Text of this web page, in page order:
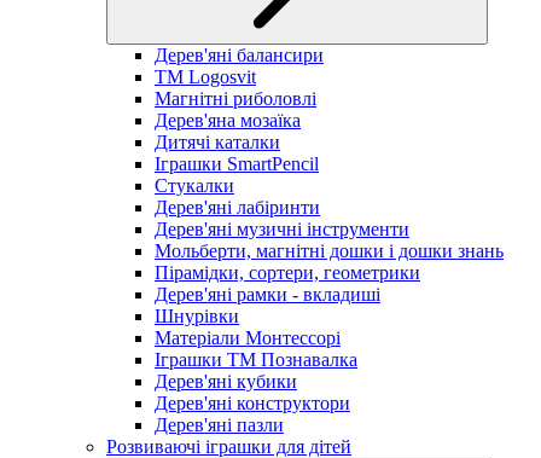
Дерев'яні балансири
TM Logosvit
Магнітні риболовлі
Дерев'яна мозаїка
Дитячі каталки
Іграшки SmartPencil
Стукалки
Дерев'яні лабіринти
Дерев'яні музичні інструменти
Мольберти, магнітні дошки і дошки знань
Пірамідки, сортери, геометрики
Дерев'яні рамки - вкладиші
Шнурівки
Матеріали Монтессорі
Іграшки ТМ Познавалка
Дерев'яні кубики
Дерев'яні конструктори
Дерев'яні пазли
Розвиваючі іграшки для дітей